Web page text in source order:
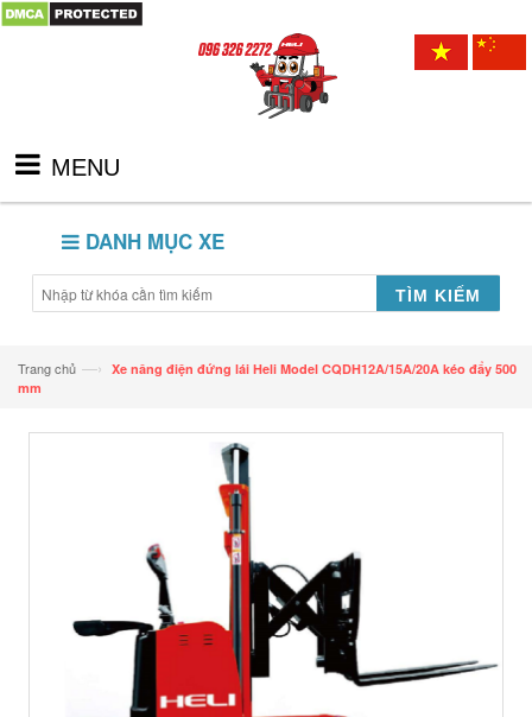
MENU
DANH MỤC XE
TÌM KIẾM
Trang chủ —› Xe nâng điện đứng lái Heli Model CQDH12A/15A/20A kéo đẩy 500
mm